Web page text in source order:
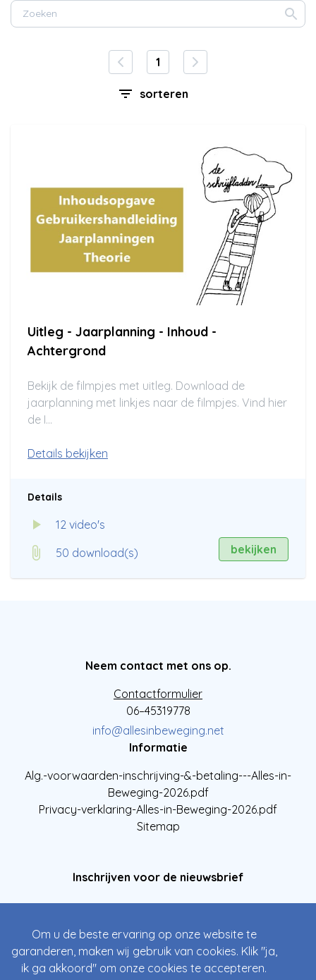
1
sorteren
Uitleg - Jaarplanning - Inhoud -
Achtergrond
Bekijk de filmpjes met uitleg. Download de
jaarplanning met linkjes naar de filmpjes. Vind hier
de I...
Details bekijken
Details
12 video's
50 download(s)
bekijken
Neem contact met ons op.
Contactformulier
06–45319778
info@allesinbeweging.net
Informatie
Alg.-voorwaarden-inschrijving-&-betaling---Alles-in-
Beweging-2026.pdf
Privacy-verklaring-Alles-in-Beweging-2026.pdf
Sitemap
Inschrijven voor de nieuwsbrief
Om u de beste ervaring op onze website te
garanderen, maken wij gebruik van cookies. Klik "ja,
ik ga akkoord" om onze cookies te accepteren.